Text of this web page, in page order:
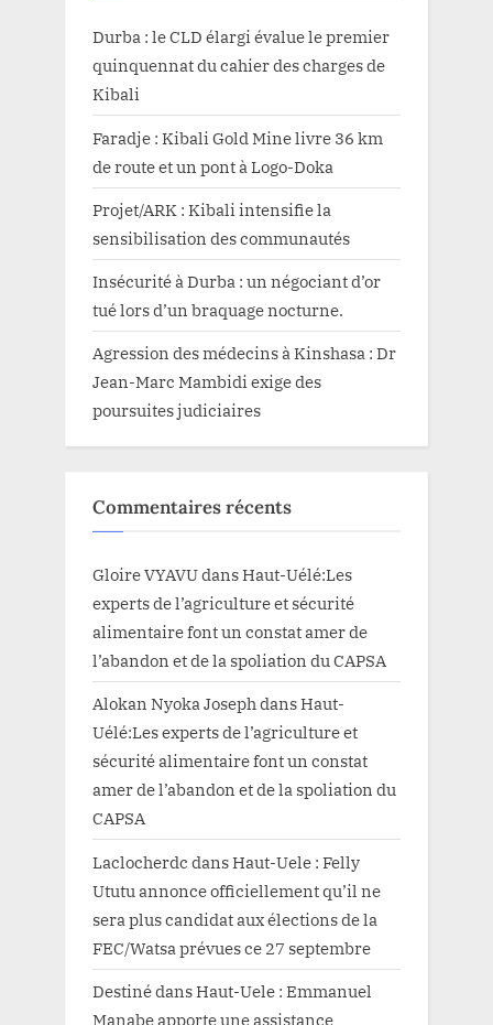
Durba : le CLD élargi évalue le premier
quinquennat du cahier des charges de
Kibali
Faradje : Kibali Gold Mine livre 36 km
de route et un pont à Logo-Doka
Projet/ARK : Kibali intensifie la
sensibilisation des communautés
Insécurité à Durba : un négociant d’or
tué lors d’un braquage nocturne.
Agression des médecins à Kinshasa : Dr
Jean-Marc Mambidi exige des
poursuites judiciaires
Commentaires récents
Gloire VYAVUdansHaut-Uélé:Les
experts de l’agriculture et sécurité
alimentaire font un constat amer de
l’abandon et de la spoliation du CAPSA
Alokan Nyoka JosephdansHaut-
Uélé:Les experts de l’agriculture et
sécurité alimentaire font un constat
amer de l’abandon et de la spoliation du
CAPSA
Laclocherdc dansHaut-Uele : Felly
Ututu annonce officiellement qu’il ne
sera plus candidat aux élections de la
FEC/Watsa prévues ce 27 septembre
DestinédansHaut-Uele : Emmanuel
Manabe apporte une assistance